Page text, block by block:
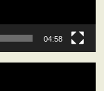
04:58